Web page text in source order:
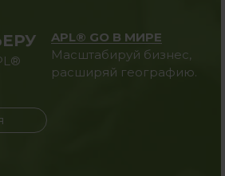
APL® GO В МИРЕ
Масштабируй бизнес,
расширяй географию.